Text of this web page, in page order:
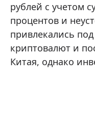
рублей с учетом
процентов и
привлекались
криптовалют и
Китая, однако